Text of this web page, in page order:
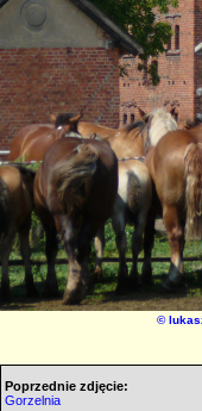
©
Poprzednie zdjęcie:
Gorzelnia